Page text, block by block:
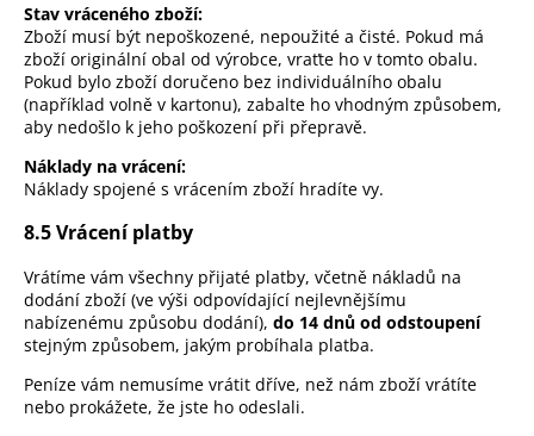
Stav vráceného zboží:
Zboží musí být nepoškozené, nepoužité a čisté. Pokud má
zboží originální obal od výrobce, vraťte ho v tomto obalu.
Pokud bylo zboží doručeno bez individuálního obalu
(například volně v kartonu), zabalte ho vhodným způsobem,
aby nedošlo k jeho poškození při přepravě.
Náklady na vrácení:
Náklady spojené s vrácením zboží hradíte vy.
8.5 Vrácení platby
Vrátíme vám všechny přijaté platby, včetně nákladů na
dodání zboží (ve výši odpovídající nejlevnějšímu
nabízenému způsobu dodání), do 14 dnů od odstoupení
stejným způsobem, jakým probíhala platba.
Peníze vám nemusíme vrátit dříve, než nám zboží vrátíte
nebo prokážete, že jste ho odeslali.